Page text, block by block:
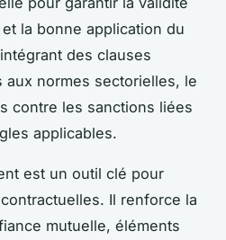
la bonne application du
des clauses
normes sectorielles, le
contre les sanctions liées
applicables.
est un outil clé pour
Il renforce la
mutuelle, éléments